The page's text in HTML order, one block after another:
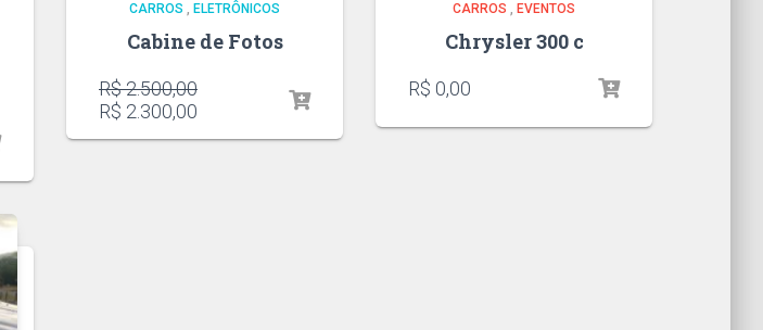
CARROS , ELETRÔNICOS
Cabine de Fotos
R$2.500,00
R$ 2.300,00
CARROS , EVENTOS
Chrysler 300 c
R$ 0,00